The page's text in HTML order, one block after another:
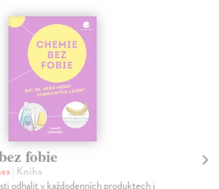
fobie
| Kniha
odhalit v každodenních produktech i